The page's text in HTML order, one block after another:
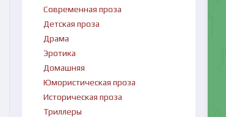
Современная проза
Детская проза
Драма
Эротика
Домашняя
Юмористическая проза
Историческая проза
Триллеры